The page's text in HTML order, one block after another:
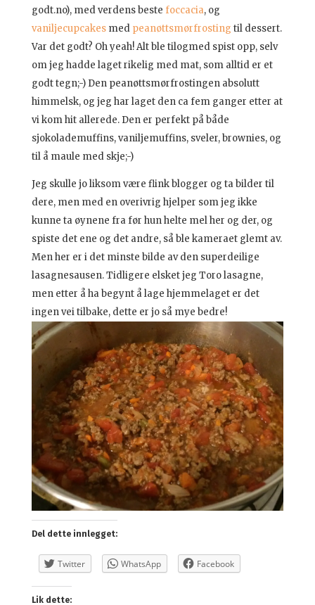
godt.no), med verdens beste foccacia, og
vaniljecupcakesmed peanøttsmørfrosting til dessert.
Var det godt? Oh yeah! Alt ble tilogmed spist opp, selv
om jeg hadde laget rikelig med mat, som alltid er et
godt tegn;-) Den peanøttsmørfrostingen absolutt
himmelsk, og jeg har laget den ca fem ganger etter at
vi kom hit allerede. Den er perfekt på både
sjokolademuffins, vaniljemuffins, sveler, brownies, og
til å maule med skje;-)
Jeg skulle jo liksom være flink blogger og ta bilder til
dere, men med en overivrig hjelper som jeg ikke
kunne ta øynene fra før hun helte mel her og der, og
spiste det ene og det andre, så ble kameraet glemt av.
Men her er i det minste bilde av den superdeilige
lasagnesausen. Tidligere elsket jeg Toro lasagne,
men etter å ha begynt å lage hjemmelaget er det
ingen vei tilbake, dette er jo så mye bedre!
Del dette innlegget:
Twitter WhatsApp Facebook
Lik dette: